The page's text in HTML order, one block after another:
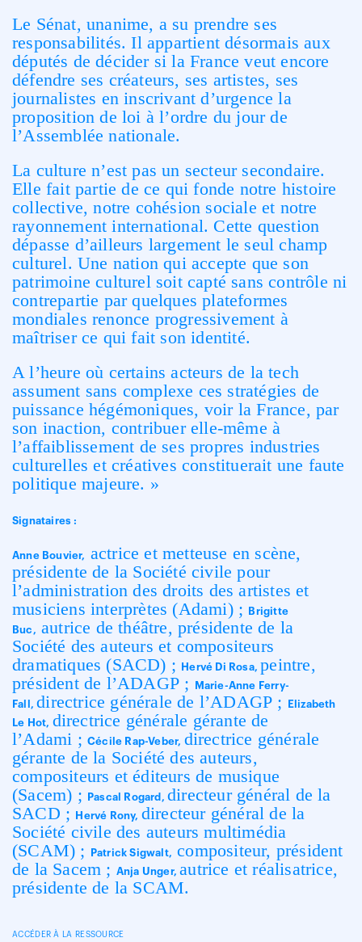
Le Sénat, unanime, a su prendre ses
responsabilités. Il appartient désormais aux
députés de décider si la France veut encore
défendre ses créateurs, ses artistes, ses
journalistes en inscrivant d’urgence la
proposition de loi à l’ordre du jour de
l’Assemblée nationale.
La culture n’est pas un secteur secondaire.
Elle fait partie de ce qui fonde notre histoire
collective, notre cohésion sociale et notre
rayonnement international. Cette question
dépasse d’ailleurs largement le seul champ
culturel. Une nation qui accepte que son
patrimoine culturel soit capté sans contrôle ni
contrepartie par quelques plateformes
mondiales renonce progressivement à
maîtriser ce qui fait son identité.
A l’heure où certains acteurs de la tech
assument sans complexe ces stratégies de
puissance hégémoniques, voir la France, par
son inaction, contribuer elle-même à
l’affaiblissement de ses propres industries
culturelles et créatives constituerait une faute
politique majeure. »
Signataires :
Anne Bouvier,
actrice et metteuse en scène,
présidente de la Société civile pour
l’administration des droits des artistes et
musiciens interprètes (Adami) ;
Brigitte
Buc, autrice de théâtre, présidente de la
Société des auteurs et compositeurs
dramatiques (SACD) ;
Hervé Di Rosa,peintre,
président de l’ADAGP ;
Marie-Anne Ferry-
Fall,directrice générale de l’ADAGP ;
Elizabeth
Le Hot, directrice générale gérante de
l’Adami ; Cécile Rap-Veber, directrice générale
gérante de la Société des auteurs,
compositeurs et éditeurs de musique
(Sacem) ;
Pascal Rogard, directeur général de la
SACD ;
Hervé Rony, directeur général de la
Société civile des auteurs multimédia
(SCAM) ;
Patrick Sigwalt, compositeur, président
de la Sacem ;
Anja Unger,autrice et réalisatrice,
présidente de la SCAM.
ACCÉDER À LA RESSOURCE